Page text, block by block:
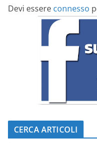
Devi essere connesso
CERCA ARTICOLI